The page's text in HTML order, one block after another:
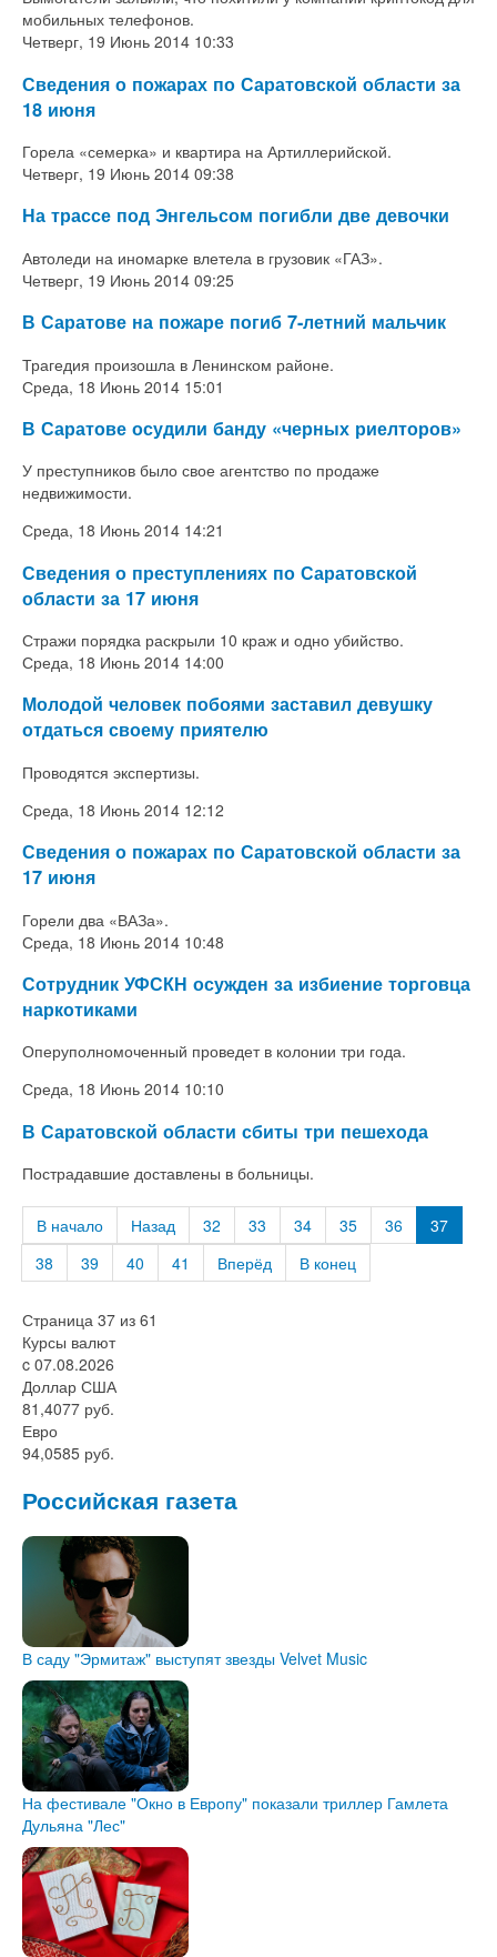
мобильных телефонов.
Четверг, 19 Июнь 2014 10:33
Сведения о пожарах по Саратовской области за
18 июня
Горела «семерка» и квартира на Артиллерийской.
Четверг, 19 Июнь 2014 09:38
На трассе под Энгельсом погибли две девочки
Автоледи на иномарке влетела в грузовик «ГАЗ».
Четверг, 19 Июнь 2014 09:25
В Саратове на пожаре погиб 7-летний мальчик
Трагедия произошла в Ленинском районе.
Среда, 18 Июнь 2014 15:01
В Саратове осудили банду «черных риелторов»
У преступников было свое агентство по продаже
недвижимости.
Среда, 18 Июнь 2014 14:21
Сведения о преступлениях по Саратовской
области за 17 июня
Стражи порядка раскрыли 10 краж и одно убийство.
Среда, 18 Июнь 2014 14:00
Молодой человек побоями заставил девушку
отдаться своему приятелю
Проводятся экспертизы.
Среда, 18 Июнь 2014 12:12
Сведения о пожарах по Саратовской области за
17 июня
Горели два «ВАЗа».
Среда, 18 Июнь 2014 10:48
Сотрудник УФСКН осужден за избиение торговца
наркотиками
Оперуполномоченный проведет в колонии три года.
Среда, 18 Июнь 2014 10:10
В Саратовской области сбиты три пешехода
Пострадавшие доставлены в больницы.
В начало Назад 32 33 34 35 36
37
38
39 40 41 Вперёд В конец
Страница 37 из 61
Курсы валют
c 07.08.2026
Доллар США
81,4077 руб.
Евро
94,0585 руб.
Российская газета
В саду "Эрмитаж" выступят звезды Velvet Music
На фестивале "Окно в Европу" показали триллер Гамлета
Дульяна "Лес"